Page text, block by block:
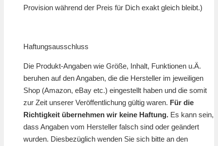
Provision während der Preis für Dich exakt gleich bleibt.)
Haftungsausschluss
Die Produkt-Angaben wie Größe, Inhalt, Funktionen u.Ä.
beruhen auf den Angaben, die die Hersteller im jeweiligen
Shop (Amazon, eBay etc.) eingestellt haben und die somit
zur Zeit unserer Veröffentlichung gültig waren. Für die
Richtigkeit übernehmen wir keine Haftung. Es kann sein,
dass Angaben vom Hersteller falsch sind oder geändert
wurden. Diesbezüglich wenden Sie sich bitte an den